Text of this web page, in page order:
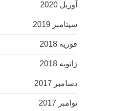
آوریل 2020
سپتامبر 2019
فوریه 2018
ژانویه 2018
دسامبر 2017
نوامبر 2017